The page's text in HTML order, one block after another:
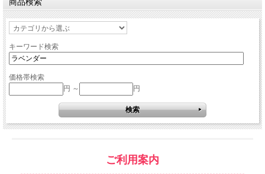
商品検索
キーワード検索
価格帯検索
円 ～
円
ご利用案内